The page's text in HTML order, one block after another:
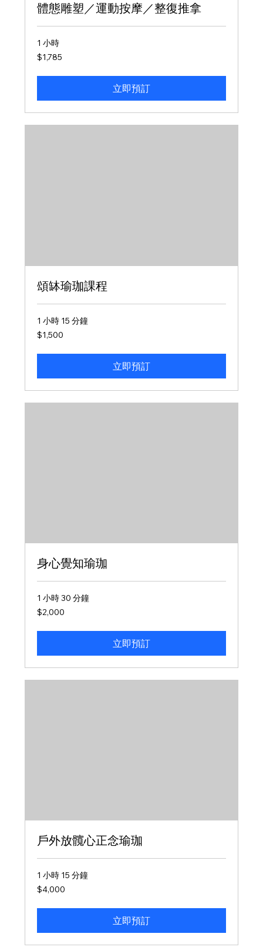
體態雕塑／運動按摩／整復推拿
1 小時
1,785
新
幣
$1,785
立即預訂
頌缽瑜珈課程
1 小時 15 分鐘
1,500
新
幣
$1,500
立即預訂
身心覺知瑜珈
1 小時 30 分鐘
2,000
新
幣
$2,000
立即預訂
戶外放髖心正念瑜珈
1 小時 15 分鐘
4,000
新
幣
$4,000
立即預訂